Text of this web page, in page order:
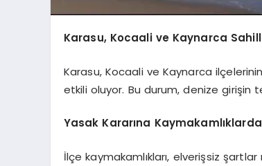
Karasu, Kocaali ve Kaynarca
Karasu, Kocaali ve Kaynarca
etkili oluyor. Bu durum, denize girişin
Yasak Kararına
İlçe kaymakamlıkları, elverişsiz